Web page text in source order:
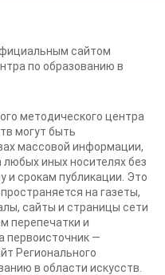
сайтом
по образованию в
методического центра
могут быть
массовой информации,
любых иных носителях без
и срокам публикации. Это
на газеты,
сайты и страницы сети
перепечатки и
первоисточник —
Регионального
в области искусств.